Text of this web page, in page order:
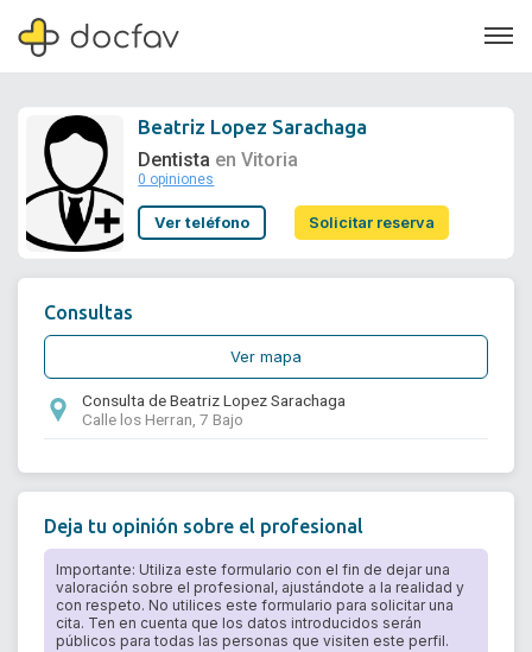
Soporte
Beatriz Lopez Sarachaga
Dentista en Vitoria
0 opiniones
Ver teléfono Solicitar reserva
Consultas
Ver mapa
Consulta de Beatriz Lopez Sarachaga
Calle los Herran, 7 Bajo
Deja tu opinión sobre el profesional
Importante: Utiliza este formulario con el fin de dejar una
valoración sobre el profesional, ajustándote a la realidad y
con respeto. No utilices este formulario para solicitar una
cita. Ten en cuenta que los datos introducidos serán
públicos para todas las personas que visiten este perfil.